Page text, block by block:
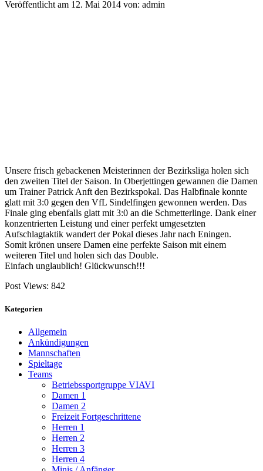
Veröffentlicht am 12. Mai 2014 von: admin
Kategorien
Allgemein
Ankündigungen
Mannschaften
Spieltage
Teams
Betriebssportgruppe VIAVI
Damen 1
Damen 2
Freizeit Fortgeschrittene
Herren 4
Minis / Anfänger
U15 Mixed
U18 männlich
U20 männlich
U20 weiblich
Kontakt
Impressum
TSV Eningen Hauptverein